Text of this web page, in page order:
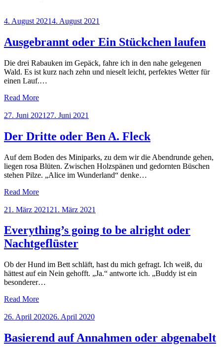
Posted
4. August 20214. August 2021
Ausgebrannt oder Ein Stückchen laufen
Die drei Rabauken im Gepäck, fahre ich in den nahe gelegenen
Wald. Es ist kurz nach zehn und nieselt leicht, perfektes Wetter für
einen Lauf.…
Read More
Posted
27. Juni 2021 27. Juni 2021
Der Dritte oder Ben A. Fleck
Auf dem Boden des Miniparks, zu dem wir die Abendrunde gehen,
liegen rosa Blüten. Zwischen Holzspänen und gedornten Büschen
stehen Pilze. „Alice im Wunderland“ denke…
Read More
Posted
21. März 2021 21. März 2021
Everything’s going to be alright oder
Nachtgeflüster
Ob der Hund im Bett schläft, hast du mich gefragt. Ich weiß, du
hättest auf ein Nein gehofft. „Ja.“ antworte ich. „Buddy ist ein
besonderer…
Read More
Posted
26. April 202026. April 2020
Basierend auf Annahmen oder abgenabelt